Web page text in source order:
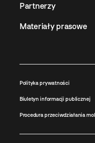
Partnerzy
Materiały prasowe
Polityka prywatności
Biuletyn informacji publicznej
Procedura przeciwdziałania